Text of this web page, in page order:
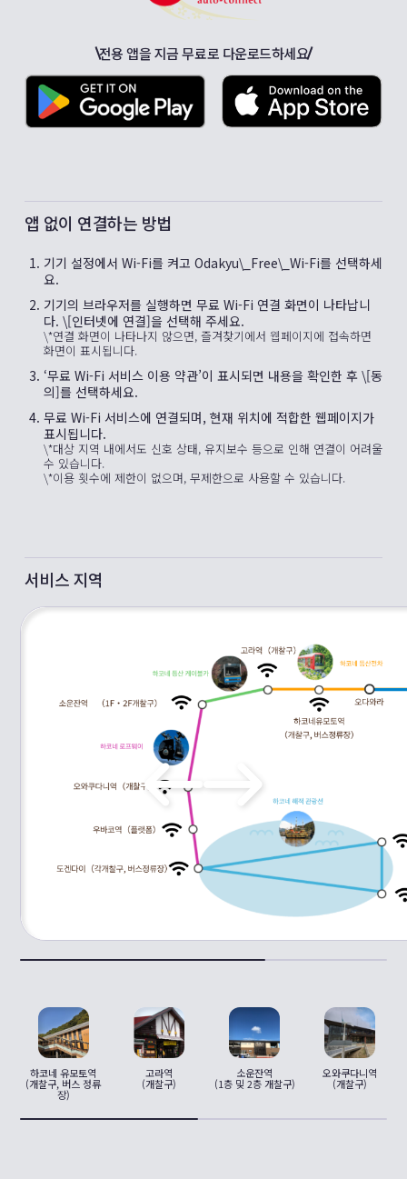
전용 앱을 지금 무료로 다운로드하세요
앱 없이 연결하는 방법
기기 설정에서 Wi-Fi를 켜고 Odakyu\_Free\_Wi-Fi를 선택하세
요.
기기의 브라우저를 실행하면 무료 Wi-Fi 연결 화면이 나타납니
다. \[인터넷에 연결]을 선택해 주세요.
\*연결 화면이 나타나지 않으면, 즐겨찾기에서 웹페이지에 접속하면
화면이 표시됩니다.
‘무료 Wi-Fi 서비스 이용 약관’이 표시되면 내용을 확인한 후 \[동
의]를 선택하세요.
무료 Wi-Fi 서비스에 연결되며, 현재 위치에 적합한 웹페이지가
표시됩니다.
\*대상 지역 내에서도 신호 상태, 유지보수 등으로 인해 연결이 어려울
수 있습니다.
\*이용 횟수에 제한이 없으며, 무제한으로 사용할 수 있습니다.
서비스 지역
하코네 유모토역
(개찰구, 버스 정류
장)
고라역
(개찰구)
소운잔역
(1층 및 2층 개찰구)
오와쿠다니역
(개찰구)